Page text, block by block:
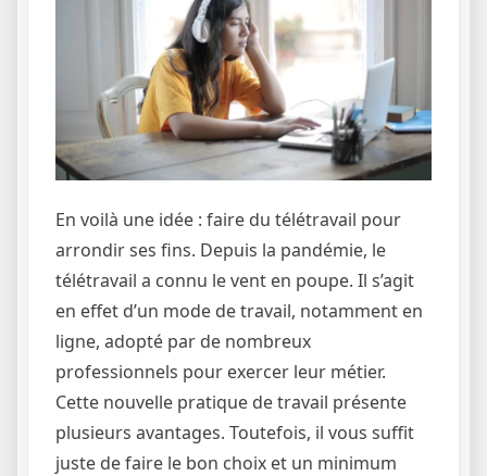
En voilà une idée : faire du télétravail pour
arrondir ses fins. Depuis la pandémie, le
télétravail a connu le vent en poupe. Il s’agit
en effet d’un mode de travail, notamment en
ligne, adopté par de nombreux
professionnels pour exercer leur métier.
Cette nouvelle pratique de travail présente
plusieurs avantages. Toutefois, il vous suffit
juste de faire le bon choix et un minimum